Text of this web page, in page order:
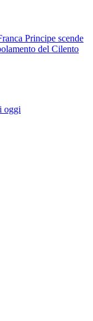
Principe scende
del Cilento
oggi